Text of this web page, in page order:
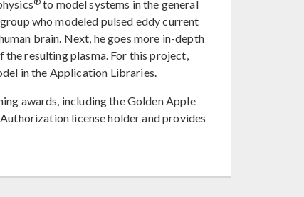
to model systems in the general
who modeled pulsed eddy current
brain. Next, he goes more in-depth
resulting plasma. For this project,
in the Application Libraries.
awards, including the Golden Apple
license holder and provides